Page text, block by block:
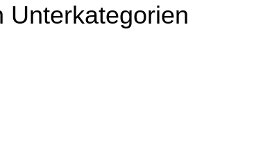
Unterkategorien